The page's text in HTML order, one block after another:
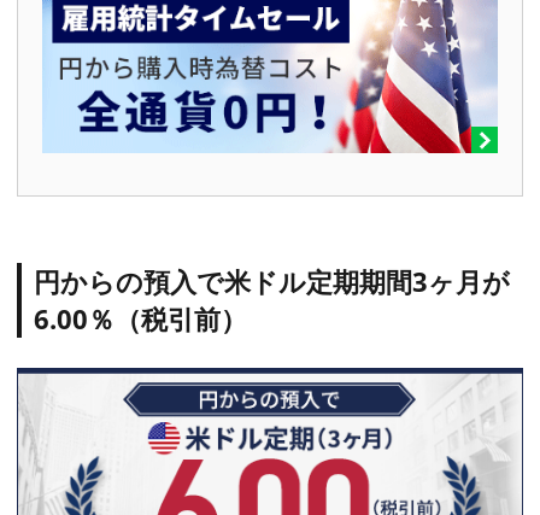
円からの預入で米ドル定期期間3ヶ月が
6.00％（税引前）